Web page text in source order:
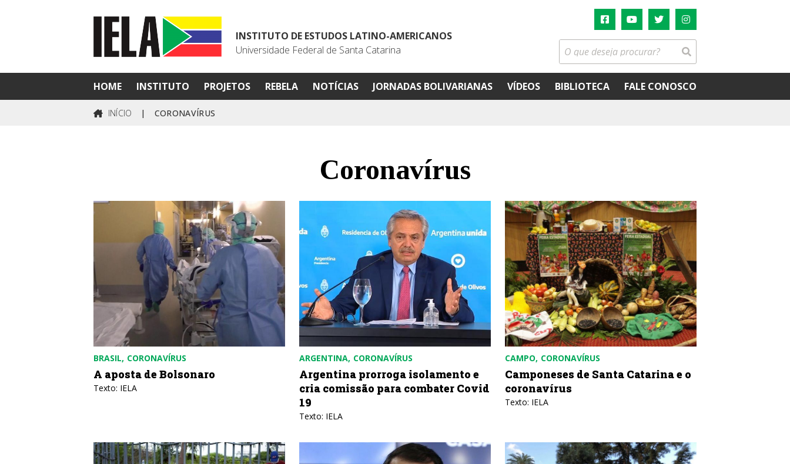
INSTITUTO DE ESTUDOS LATINO-AMERICANOS
Universidade Federal de Santa Catarina
HOME INSTITUTO PROJETOS REBELA NOTÍCIAS JORNADAS BOLIVARIANAS VÍDEOS BIBLIOTECA FALE CONOSCO
INÍCIO | CORONAVÍRUS
Coronavírus
BRASIL CORONAVÍRUS
A aposta de Bolsonaro
Texto: IELA
ARGENTINA CORONAVÍRUS
Argentina prorroga isolamento e
cria comissão para combater Covid
19
Texto: IELA
CAMPO CORONAVÍRUS
Camponeses de Santa Catarina e o
coronavírus
Texto: IELA